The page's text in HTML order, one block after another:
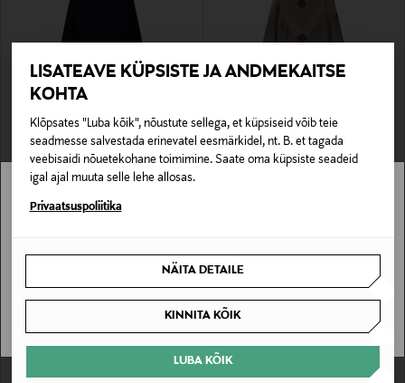
LISATEAVE KÜPSISTE JA ANDMEKAITSE
KOHTA
Klõpsates "Luba kõik", nõustute sellega, et küpsiseid võib teie
seadmesse salvestada erinevatel eesmärkidel, nt. B. et tagada
veebisaidi nõuetekohane toimimine. Saate oma küpsiste seadeid
igal ajal muuta selle lehe allosas.
Privaatsuspoliitika
NÄITA DETAILE
KINNITA KÕIK
LUBA KÕIK
EMPORIO ARMANI
Kudum Iconico
Original Price
265,00 €
EMPORIO ARMANI
Mustriline kudum
Original Price
295,00 €
Stockmann pole Sinu riigis saadaval.
SAAN ARU